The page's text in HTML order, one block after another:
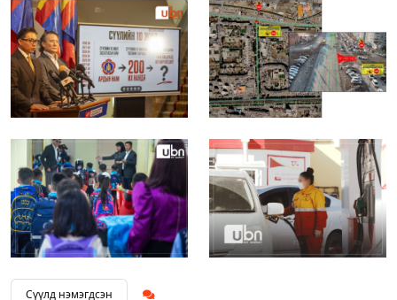
Сүүлд нэмэгдсэн